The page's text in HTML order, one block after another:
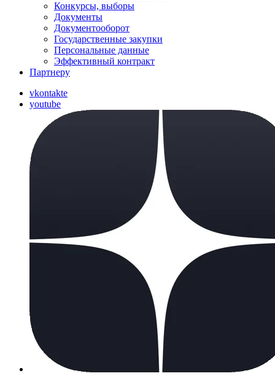
Конкурсы, выборы
Документы
Документооборот
Государственные закупки
Персональные данные
Эффективный контракт
Партнеру
vkontakte
youtube